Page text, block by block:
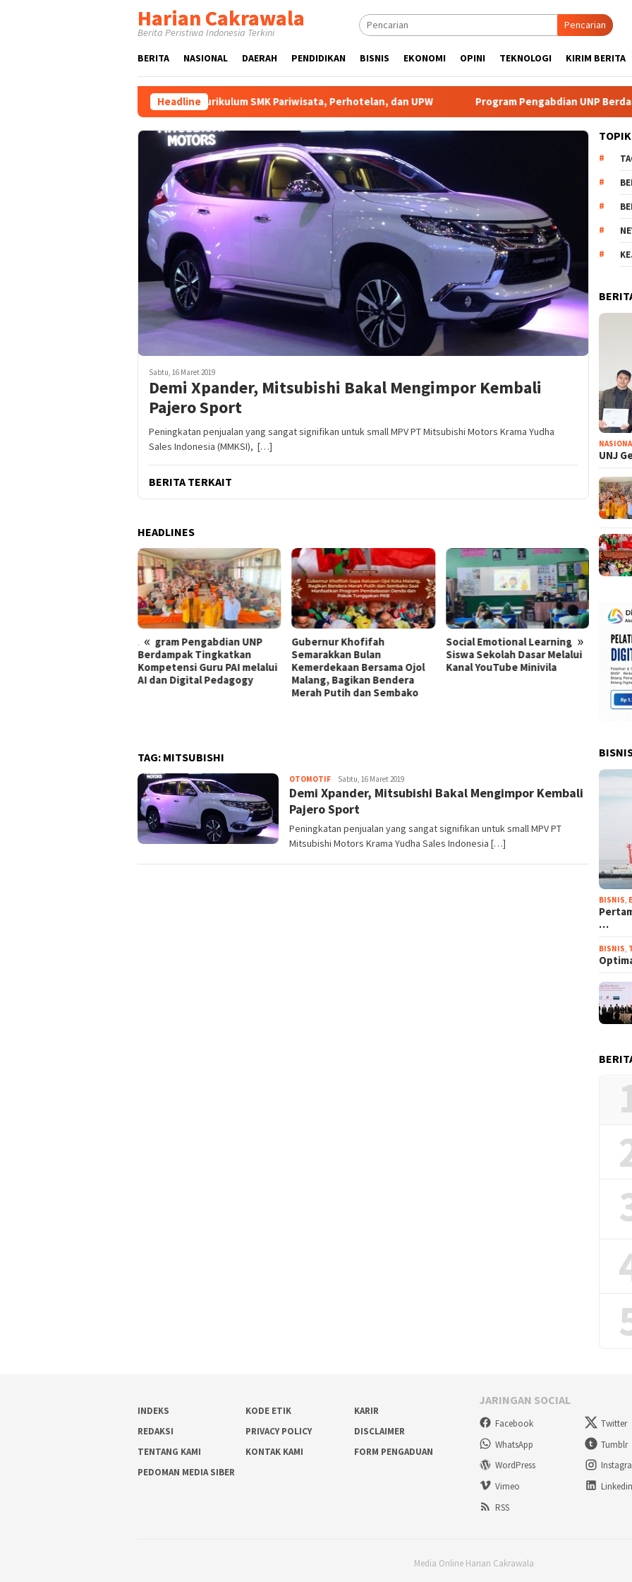
Harian Cakrawala
Berita Peristiwa Indonesia Terkini
Pencarian
BERITA NASIONAL DAERAH PENDIDIKAN BISNIS EKONOMI OPINI TEKNOLOGI KIRIM BERITA
Headline
Umum Baru pada Kurikulum SMK Pariwisata, Perhotelan, dan UPW Program Pengabdian UNP Berdampak
Sabtu, 16 Maret 2019
Demi Xpander, Mitsubishi Bakal Mengimpor Kembali
Pajero Sport
Peningkatan penjualan yang sangat signifikan untuk small MPV PT Mitsubishi Motors Krama Yudha
Sales Indonesia (MMKSI), […]
BERITA TERKAIT
HEADLINES
« »
Kompetensi Guru PAI melalui
Gubernur Khofifah
Semarakkan Bulan
Kemerdekaan Bersama Ojol
Malang, Bagikan Bendera
Social Emotional Learning
Siswa Sekolah Dasar Melalui
Kanal YouTube Minivila
Pengembangan Modul
Praktikum TVET Berbasis
Blue Economy dengan
TAG: MITSUBISHI
OTOMOTIF Redaksi
Cakrawala
Sabtu, 16 Maret 2019
Demi Xpander, Mitsubishi Bakal Mengimpor Kembali
Pajero Sport
Peningkatan penjualan yang sangat signifikan untuk small MPV PT
Mitsubishi Motors Krama Yudha Sales Indonesia […]
UNJ
BISNIS,
…
BISNIS,
INDEKS KODE ETIK
KARIR
REDAKSI
PRIVACY POLICY
DISCLAIMER
TENTANG KAMI
KONTAK KAMI
FORM PENGADUAN
PEDOMAN MEDIA SIBER
JARINGAN SOCIAL
Facebook Twitter
WhatsApp
Tumblr
WordPress
Vimeo
Linkedin
RSS
Media Online Harian Cakrawala